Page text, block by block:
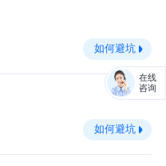
如何避坑
如何避坑
在线
咨询